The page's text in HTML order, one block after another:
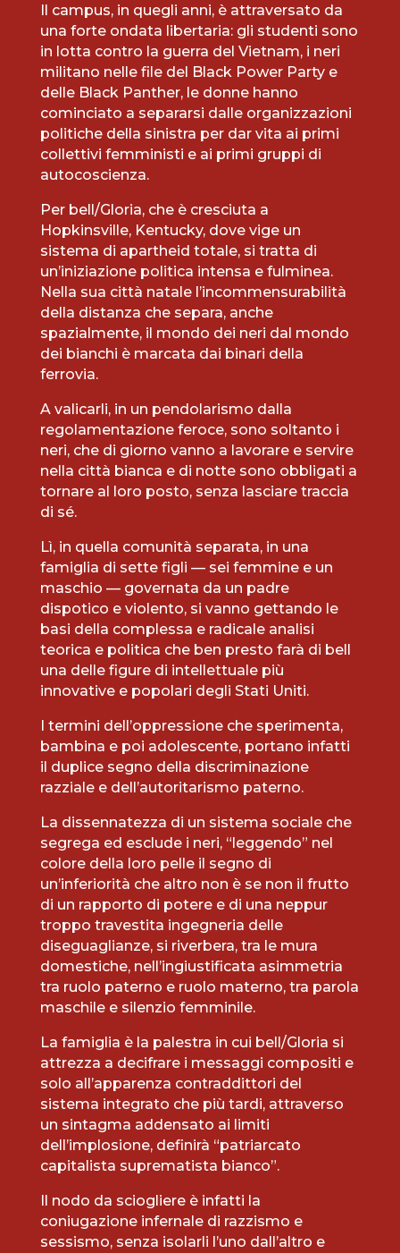
Il campus, in quegli anni, è attraversato da
una forte ondata libertaria: gli studenti sono
in lotta contro la guerra del Vietnam, i neri
militano nelle file del Black Power Party e
delle Black Panther, le donne hanno
cominciato a separarsi dalle organizzazioni
politiche della sinistra per dar vita ai primi
collettivi femministi e ai primi gruppi di
autocoscienza.
Per bell/Gloria, che è cresciuta a
Hopkinsville, Kentucky, dove vige un
sistema di apartheid totale, si tratta di
un’iniziazione politica intensa e fulminea.
Nella sua città natale l’incommensurabilità
della distanza che separa, anche
spazialmente, il mondo dei neri dal mondo
dei bianchi è marcata dai binari della
ferrovia.
A valicarli, in un pendolarismo dalla
regolamentazione feroce, sono soltanto i
neri, che di giorno vanno a lavorare e servire
nella città bianca e di notte sono obbligati a
tornare al loro posto, senza lasciare traccia
di sé.
Lì, in quella comunità separata, in una
famiglia di sette figli — sei femmine e un
maschio — governata da un padre
dispotico e violento, si vanno gettando le
basi della complessa e radicale analisi
teorica e politica che ben presto farà di bell
una delle figure di intellettuale più
innovative e popolari degli Stati Uniti.
I termini dell’oppressione che sperimenta,
bambina e poi adolescente, portano infatti
il duplice segno della discriminazione
razziale e dell’autoritarismo paterno.
La dissennatezza di un sistema sociale che
segrega ed esclude i neri, “leggendo” nel
colore della loro pelle il segno di
un’inferiorità che altro non è se non il frutto
di un rapporto di potere e di una neppur
troppo travestita ingegneria delle
diseguaglianze, si riverbera, tra le mura
domestiche, nell’ingiustificata asimmetria
tra ruolo paterno e ruolo materno, tra parola
maschile e silenzio femminile.
La famiglia è la palestra in cui bell/Gloria si
attrezza a decifrare i messaggi compositi e
solo all’apparenza contraddittori del
sistema integrato che più tardi, attraverso
un sintagma addensato ai limiti
dell’implosione, definirà “patriarcato
capitalista suprematista bianco”.
Il nodo da sciogliere è infatti la
coniugazione infernale di razzismo e
sessismo, senza isolarli l’uno dall’altro e